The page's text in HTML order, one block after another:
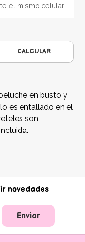
el mismo celular.
CALCULAR
en busto y
es entallado en el
son
novedades
Enviar